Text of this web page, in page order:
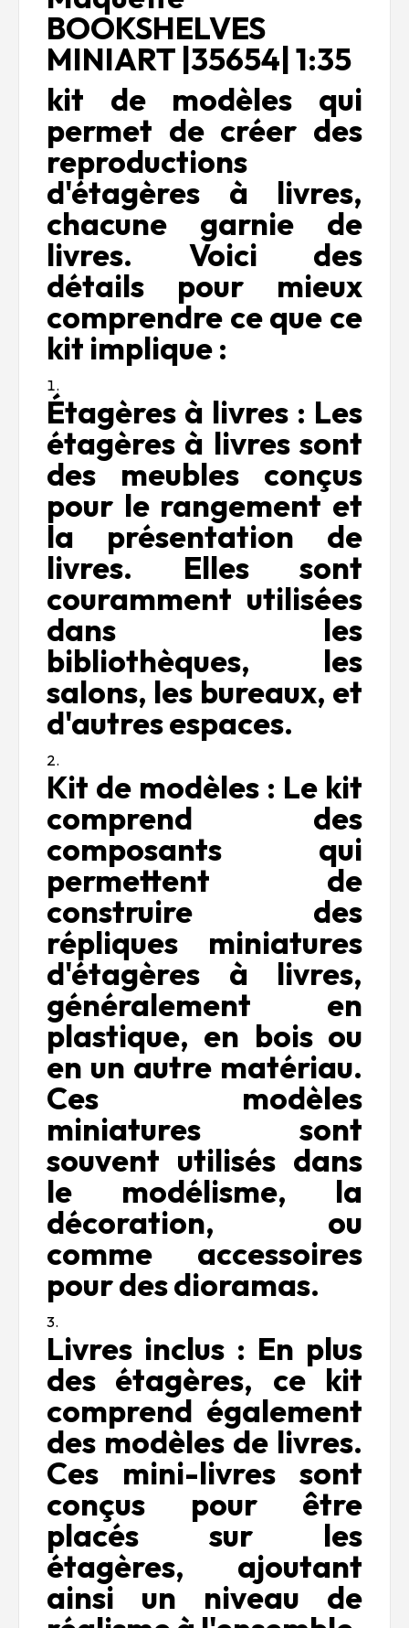
BOOKSHELVES
MINIART |35654| 1:35
kit de modèles qui
permet de créer des
reproductions
d'étagères à livres,
chacune garnie de
livres. Voici des
détails pour mieux
comprendre ce que ce
kit implique :
Étagères à livres : Les
étagères à livres sont
des meubles conçus
pour le rangement et
la présentation de
livres. Elles sont
couramment utilisées
dans les
bibliothèques, les
salons, les bureaux, et
d'autres espaces.
Kit de modèles : Le kit
comprend des
composants qui
permettent de
construire des
répliques miniatures
d'étagères à livres,
généralement en
plastique, en bois ou
en un autre matériau.
Ces modèles
miniatures sont
souvent utilisés dans
le modélisme, la
décoration, ou
comme accessoires
pour des dioramas.
Livres inclus : En plus
des étagères, ce kit
comprend également
des modèles de livres.
Ces mini-livres sont
conçus pour être
placés sur les
étagères, ajoutant
ainsi un niveau de